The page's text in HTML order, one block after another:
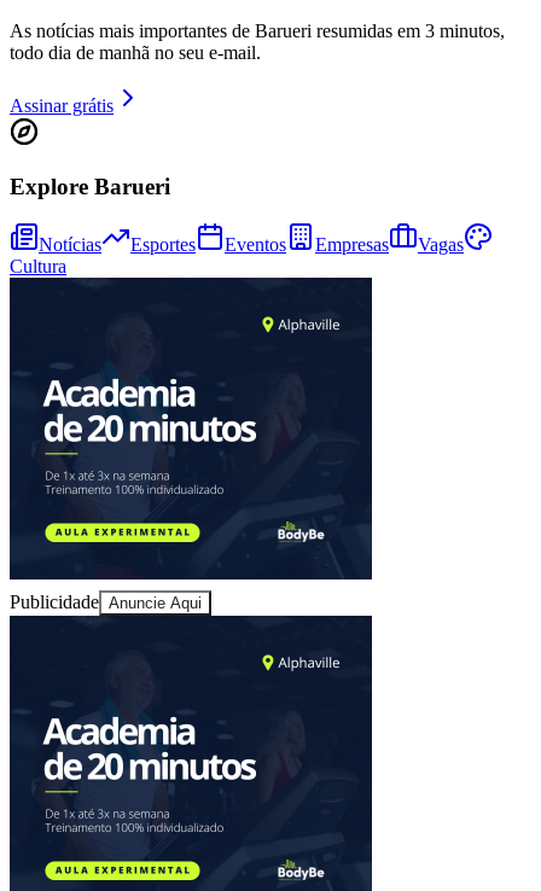
Bragantino
As notícias mais importantes de Barueri resumidas em 3 minutos,
todo dia de manhã no seu e-mail.
Assinar grátis
Explore Barueri
Notícias Esportes Eventos Empresas
Vagas
Cultura
Publicidade Anuncie Aqui